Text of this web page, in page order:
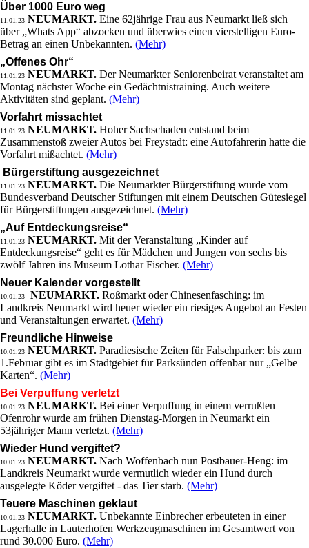
Über 1000 Euro weg
11.01.23 NEUMARKT. Eine 62jährige Frau aus Neumarkt ließ sich
über „Whats App“ abzocken und überwies einen vierstelligen Euro-
Betrag an einen Unbekannten. (Mehr)
„Offenes Ohr“
11.01.23 NEUMARKT. Der Neumarkter Seniorenbeirat veranstaltet am
Montag nächster Woche ein Gedächtnistraining. Auch weitere
Aktivitäten sind geplant. (Mehr)
Vorfahrt missachtet
11.01.23 NEUMARKT. Hoher Sachschaden entstand beim
Zusammenstoß zweier Autos bei Freystadt: eine Autofahrerin hatte die
Vorfahrt mißachtet. (Mehr)
Bürgerstiftung ausgezeichnet
11.01.23 NEUMARKT. Die Neumarkter Bürgerstiftung wurde vom
Bundesverband Deutscher Stiftungen mit einem Deutschen Gütesiegel
für Bürgerstiftungen ausgezeichnet. (Mehr)
„Auf Entdeckungsreise“
11.01.23 NEUMARKT. Mit der Veranstaltung „Kinder auf
Entdeckungsreise“ geht es für Mädchen und Jungen von sechs bis
zwölf Jahren ins Museum Lothar Fischer. (Mehr)
Neuer Kalender vorgestellt
10.01.23 NEUMARKT. Roßmarkt oder Chinesenfasching: im
Landkreis Neumarkt wird heuer wieder ein riesiges Angebot an Festen
und Veranstaltungen erwartet. (Mehr)
Freundliche Hinweise
10.01.23 NEUMARKT. Paradiesische Zeiten für Falschparker: bis zum
1.Februar gibt es im Stadtgebiet für Parksünden offenbar nur „Gelbe
Karten“. (Mehr)
Bei Verpuffung verletzt
10.01.23 NEUMARKT. Bei einer Verpuffung in einem verrußten
Ofenrohr wurde am frühen Dienstag-Morgen in Neumarkt ein
53jähriger Mann verletzt. (Mehr)
Wieder Hund vergiftet?
10.01.23 NEUMARKT. Nach Woffenbach nun Postbauer-Heng: im
Landkreis Neumarkt wurde vermutlich wieder ein Hund durch
ausgelegte Köder vergiftet - das Tier starb. (Mehr)
Teuere Maschinen geklaut
10.01.23 NEUMARKT. Unbekannte Einbrecher erbeuteten in einer
Lagerhalle in Lauterhofen Werkzeugmaschinen im Gesamtwert von
rund 30.000 Euro. (Mehr)